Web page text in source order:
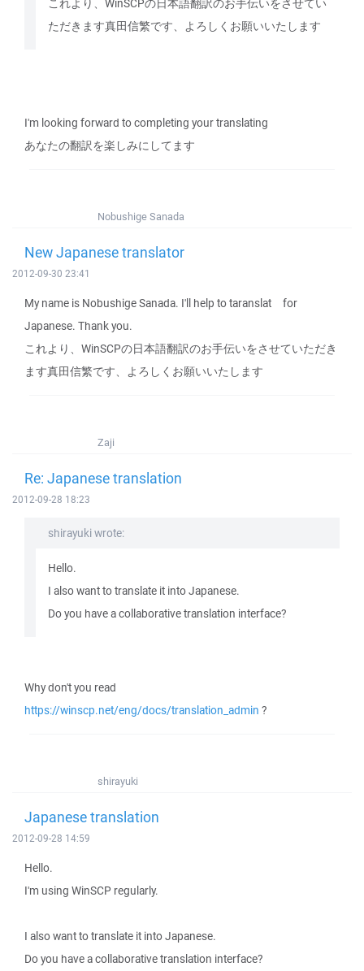
これより、WinSCPの日本語翻訳のお手伝いをさせてい
ただきます真田信繁です、よろしくお願いいたします
I'm looking forward to completing your translating
あなたの翻訳を楽しみにしてます
Nobushige Sanada
New Japanese translator
2012-09-30 23:41
My name is Nobushige Sanada. I'll help to taranslat for
Japanese. Thank you.
これより、WinSCPの日本語翻訳のお手伝いをさせていただき
ます真田信繁です、よろしくお願いいたします
Zaji
Re: Japanese translation
2012-09-28 18:23
shirayuki wrote:
Hello.
I also want to translate it into Japanese.
Do you have a collaborative translation interface?
Why don't you read
https://winscp.net/eng/docs/translation_admin ?
shirayuki
Japanese translation
2012-09-28 14:59
Hello.
I'm using WinSCP regularly.
I also want to translate it into Japanese.
Do you have a collaborative translation interface?